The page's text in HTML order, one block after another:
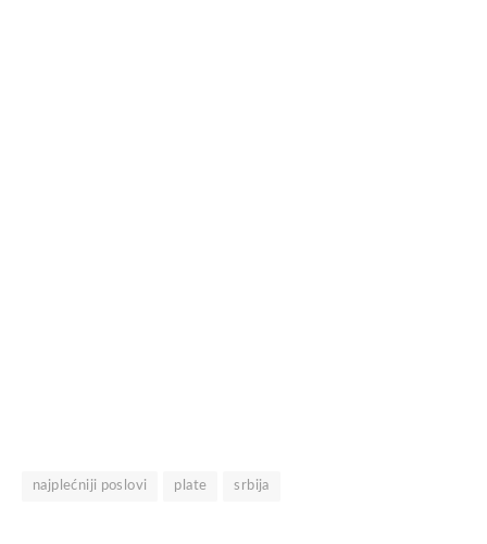
najplećniji poslovi plate srbija